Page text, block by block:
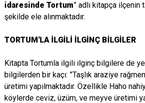
idaresinde Tortum” adlı kitapça ilçenin
şekilde ele alınmaktadır.
TORTUM'LA İLGİLİ İLGİNÇ BİLGİLER
Kitapta Tortumla ilgili ilginç bilgilere de
bilgilerden bir kaçı: ”Taşlık araziye
üretimi yapılmaktadır. Özellikle Haho
köylerde ceviz, üzüm, ve meyve üretimi